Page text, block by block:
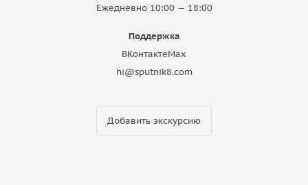
Ежедневно 10:00 — 18:00
Поддержка
ВКонтактеMax
hi@sputnik8.com
Добавить экскурсию